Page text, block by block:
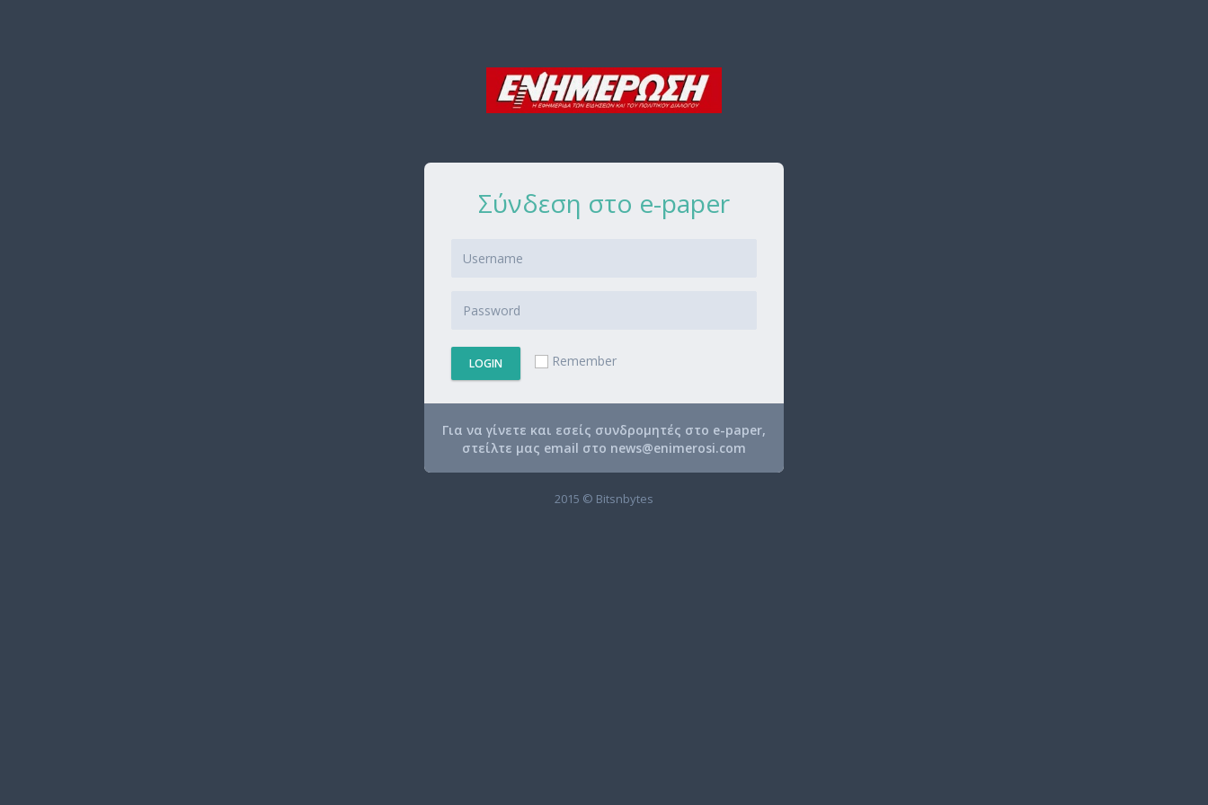
Σύνδεση στο e-paper
LOGIN Remember
Για να γίνετε και εσείς συνδρομητές στο e-paper,
στείλτε μας email στο news@enimerosi.com
2015 © Bitsnbytes